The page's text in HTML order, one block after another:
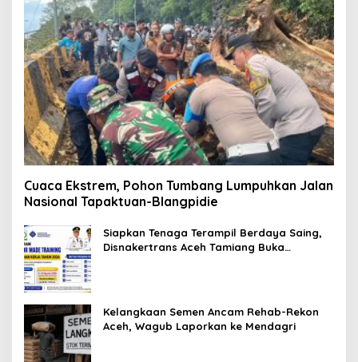
Cuaca Ekstrem, Pohon Tumbang Lumpuhkan Jalan
Nasional Tapaktuan-Blangpidie
Siapkan Tenaga Terampil Berdaya Saing,
Disnakertrans Aceh Tamiang Buka
Kelangkaan Semen Ancam Rehab-Rekon
Aceh, Wagub Laporkan ke Mendagri